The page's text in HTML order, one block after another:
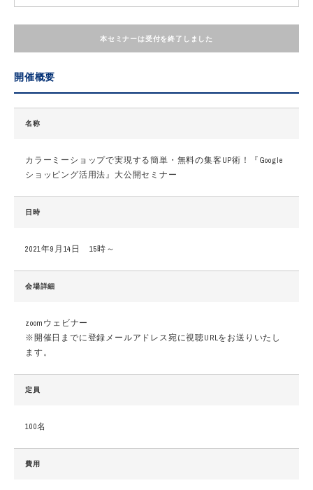
本セミナーは受付を終了しました
開催概要
名称
カラーミーショップで実現する簡単・無料の集客UP術！『Google
ショッピング活用法』大公開セミナー
日時
2021年9月14日 15時～
会場詳細
zoomウェビナー
※開催日までに登録メールアドレス宛に視聴URLをお送りいたし
ます。
定員
100名
費用